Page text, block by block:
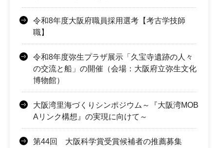
令和8年度大阪府職員採用選考【考古学技師
職】
令和8年度弥生プラザ展示「久宝寺遺跡の人々
の交流と船」の開催（会場：大阪府立弥生文化
博物館）
大阪湾里海づくりシンポジウム～『大阪湾MOB
Aリンク構想』の実現に向けて～
第44回 大阪科学賞受賞候補者の推薦募集